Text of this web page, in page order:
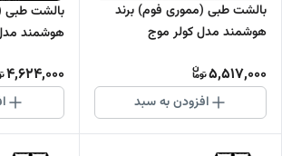
بالشت طبی (مموری فوم) برند
هوشمند مدل کولر موج
5,517,000
افزودن به سبد
بالشت طبی
هوشمند
4,624,000